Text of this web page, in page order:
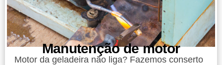
Manutenção de motor
Motor da geladeira não liga? Fazemos conserto